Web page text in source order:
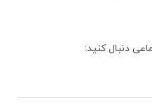
دنبال کنید: